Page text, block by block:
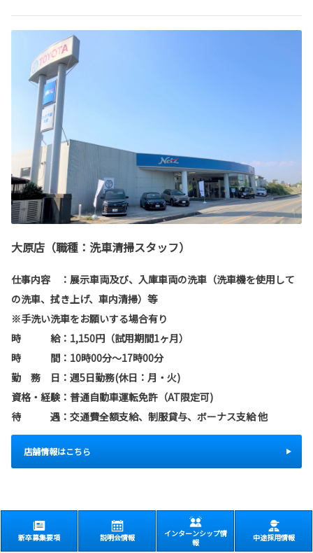
大原店（職種：洗車清掃スタッフ）
仕事内容 ：展示車両及び、入庫車両の洗車（洗車機を使用して
の洗車、拭き上げ、車内清掃）等
※手洗い洗車をお願いする場合有り
時 給：1,150円（試用期間1ヶ月）
時 間：10時00分～17時00分
勤 務 日：週5日勤務(休日：月・火)
資格・経験：普通自動車運転免許（AT限定可)
待 遇：交通費全額支給、制服貸与、ボーナス支給 他
店舗情報はこちら
新卒募集要項 説明会情報
インターンシップ情
報
中途採用情報